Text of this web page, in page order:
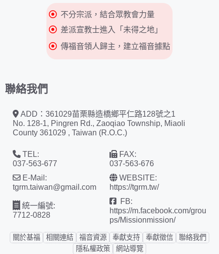
不分宗派，結合眾教會力量
差派宣教士進入「未得之地」
傳福音領人歸主，建立福音據點
聯絡我們
ADD：361029苗栗縣造橋鄉平仁路128號之1
No. 128-1, Pingren Rd., Zaoqiao Township, Miaoli
County 361029 , Taiwan (R.O.C.)
TEL:
037-563-677
FAX:
037-563-676
E-Mail:
tgrm.taiwan@gmail.com
WEBSITE:
https://tgrm.tw/
統一編號:
7712-0828
FB:
https://m.facebook.com/grou
ps/Missionmission/
關於基福 相關連結 福音資源 奉獻支持 奉獻徵信
聯絡我們
隱私權政策
網站導覽